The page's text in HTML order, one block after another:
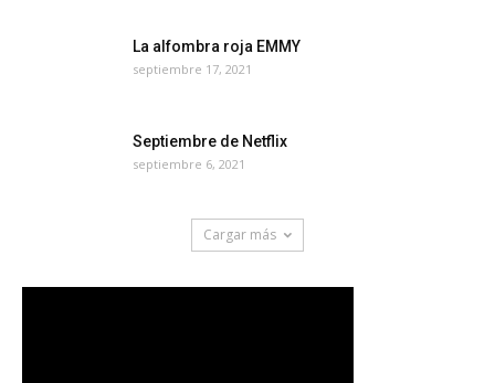
La alfombra roja EMMY
septiembre 17, 2021
Septiembre de Netflix
septiembre 6, 2021
Cargar más